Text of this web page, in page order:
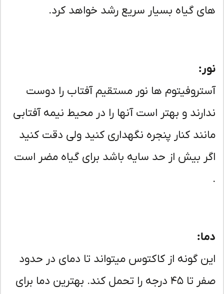
گیاه بسیار سریع رشد خواهد کرد.
ها نور مستقیم آفتاب را دوست
و بهتر است آنها را در محیط نیمه آفتابی
کنار پنجره نگهداری کنید ولی دقت کنید
بیش از حد سایه باشد برای گیاه مضر است
گونه از کاکتوس میتواند تا دمای در حدود
صفر تا ۴۵ درجه را تحمل کند. بهترین دما برای